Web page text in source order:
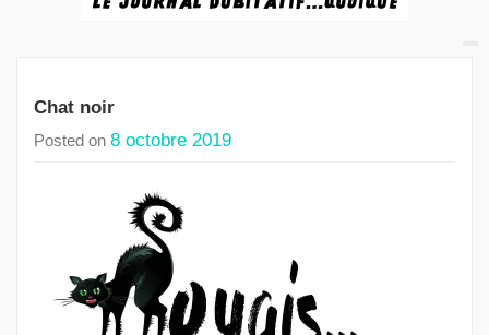
Chat noir
Posted on 8 octobre 2019